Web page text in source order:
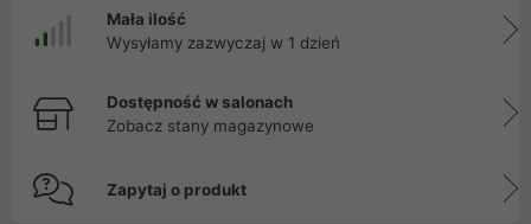
Mała ilość
Wysyłamy zazwyczaj w 1 dzień
Dostępność w salonach
Zobacz stany magazynowe
Zapytaj o produkt